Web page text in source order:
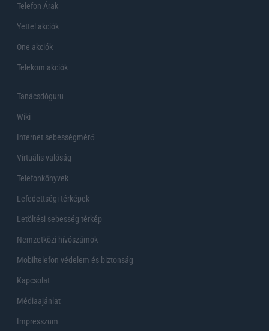
Telefon Árak
Yettel akciók
One akciók
Telekom akciók
Tanácsdóguru
Wiki
Internet sebességmérő
Virtuális valóság
Telefonkönyvek
Lefedettségi térképek
Letöltési sebesség térkép
Nemzetközi hívószámok
Mobiltelefon védelem és biztonság
Kapcsolat
Médiaajánlat
Impresszum